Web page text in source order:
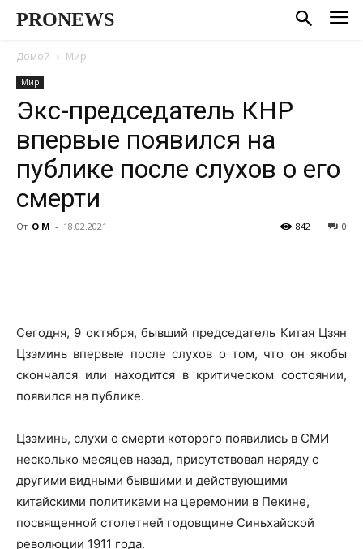
PRONEWS
Домой Мир
Мир
Экс-председатель КНР
впервые появился на
публике после слухов о его
смерти
От О М - 18.02.2021 0
842
Сегодня, 9 октября, бывший председатель Китая Цзян
Цзэминь впервые после слухов о том, что он якобы
скончался или находится в критическом состоянии,
появился на публике.
Цзэминь, слухи о смерти которого появились в СМИ
несколько месяцев назад, присутствовал наряду с
другими видными бывшими и действующими
китайскими политиками на церемонии в Пекине,
посвященной столетней годовщине Синьхайской
революции 1911 года.